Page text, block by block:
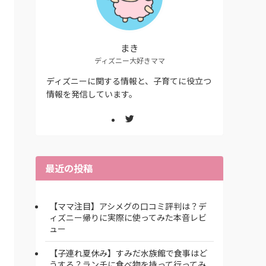
まき
ディズニー大好きママ
ディズニーに関する情報と、子育てに役立つ
情報を発信しています。
最近の投稿
【ママ注目】アシメグの口コミ評判は？デ
ィズニー帰りに実際に使ってみた本音レビ
ュー
【子連れ夏休み】すみだ水族館で食事はど